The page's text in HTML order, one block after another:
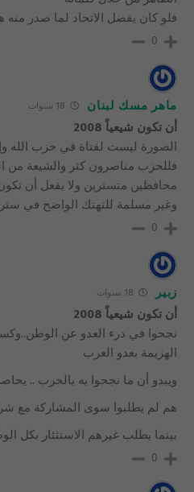
فلو كان يفضل الاتحاد لما صدر منه
0
ماهر مسك لبنان
أن تكون شيعياً 2008
الصورة ليست لفتاة في حزب الله
فللحزب مناصرون كثر والشيعة من
محافظين متسترين ولا يقعل أن تكون
وغير مسلمة للتهتك الواضح في
0
زبير
أن تكون شيعياً 2008
نجحوا في درء العدو عن
الهزيمة بعدو العرب
ويبدو أن ما نجحوا به بالحرب ..
هم لم يطلبوا سوى المشاركة مع
بينما يطلب غيرهم الاستثئار بكل
0